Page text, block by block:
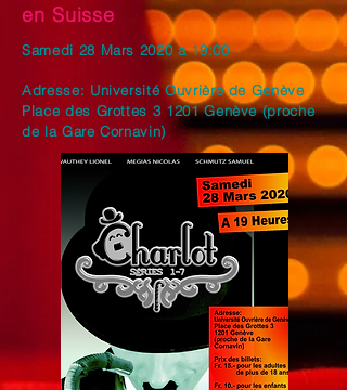
en Suisse
Samedi 28 Mars 2020 a 19:00
Adresse: Université Ouvrière de Genève
Place des Grottes 3 1201 Genève (proche
de la Gare Cornavin)